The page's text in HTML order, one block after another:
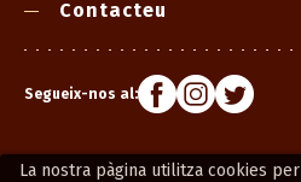
La nostra pàgina utilitza cookies per
Contacteu
Segueix-nos al: